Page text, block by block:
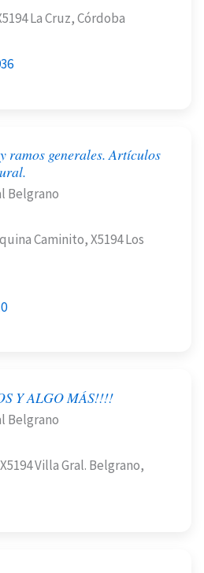
La Cruz, Córdoba
ramos generales. Artículos
Belgrano
Caminito, X5194 Los
Y ALGO MÁS!!!!
Belgrano
Villa Gral. Belgrano,